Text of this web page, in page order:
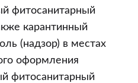
фитосанитарный
карантинный
(надзор) в местах
оформления
фитосанитарный